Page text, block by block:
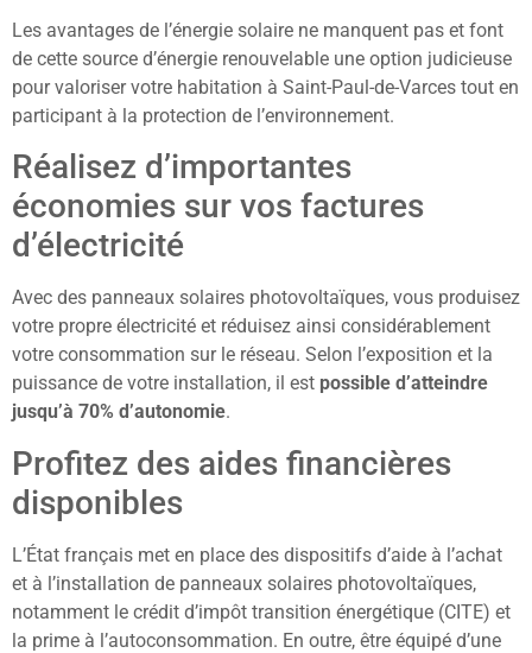
Les avantages de l’énergie solaire ne manquent pas et font
de cette source d’énergie renouvelable une option judicieuse
pour valoriser votre habitation à Saint-Paul-de-Varces tout en
participant à la protection de l’environnement.
Réalisez d’importantes
économies sur vos factures
d’électricité
Avec des panneaux solaires photovoltaïques, vous produisez
votre propre électricité et réduisez ainsi considérablement
votre consommation sur le réseau. Selon l’exposition et la
puissance de votre installation, il est possible d’atteindre
jusqu’à 70% d’autonomie.
Profitez des aides financières
disponibles
L’État français met en place des dispositifs d’aide à l’achat
et à l’installation de panneaux solaires photovoltaïques,
notamment le crédit d’impôt transition énergétique (CITE) et
la prime à l’autoconsommation. En outre, être équipé d’une